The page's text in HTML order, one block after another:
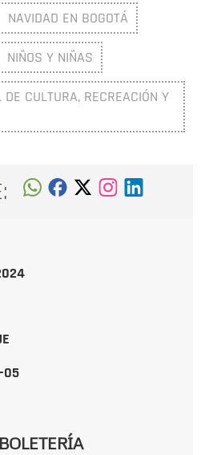
NAVIDAD EN BOGOTÁ
NIÑOS Y NIÑAS
CULTURA, RECREACIÓN Y
05